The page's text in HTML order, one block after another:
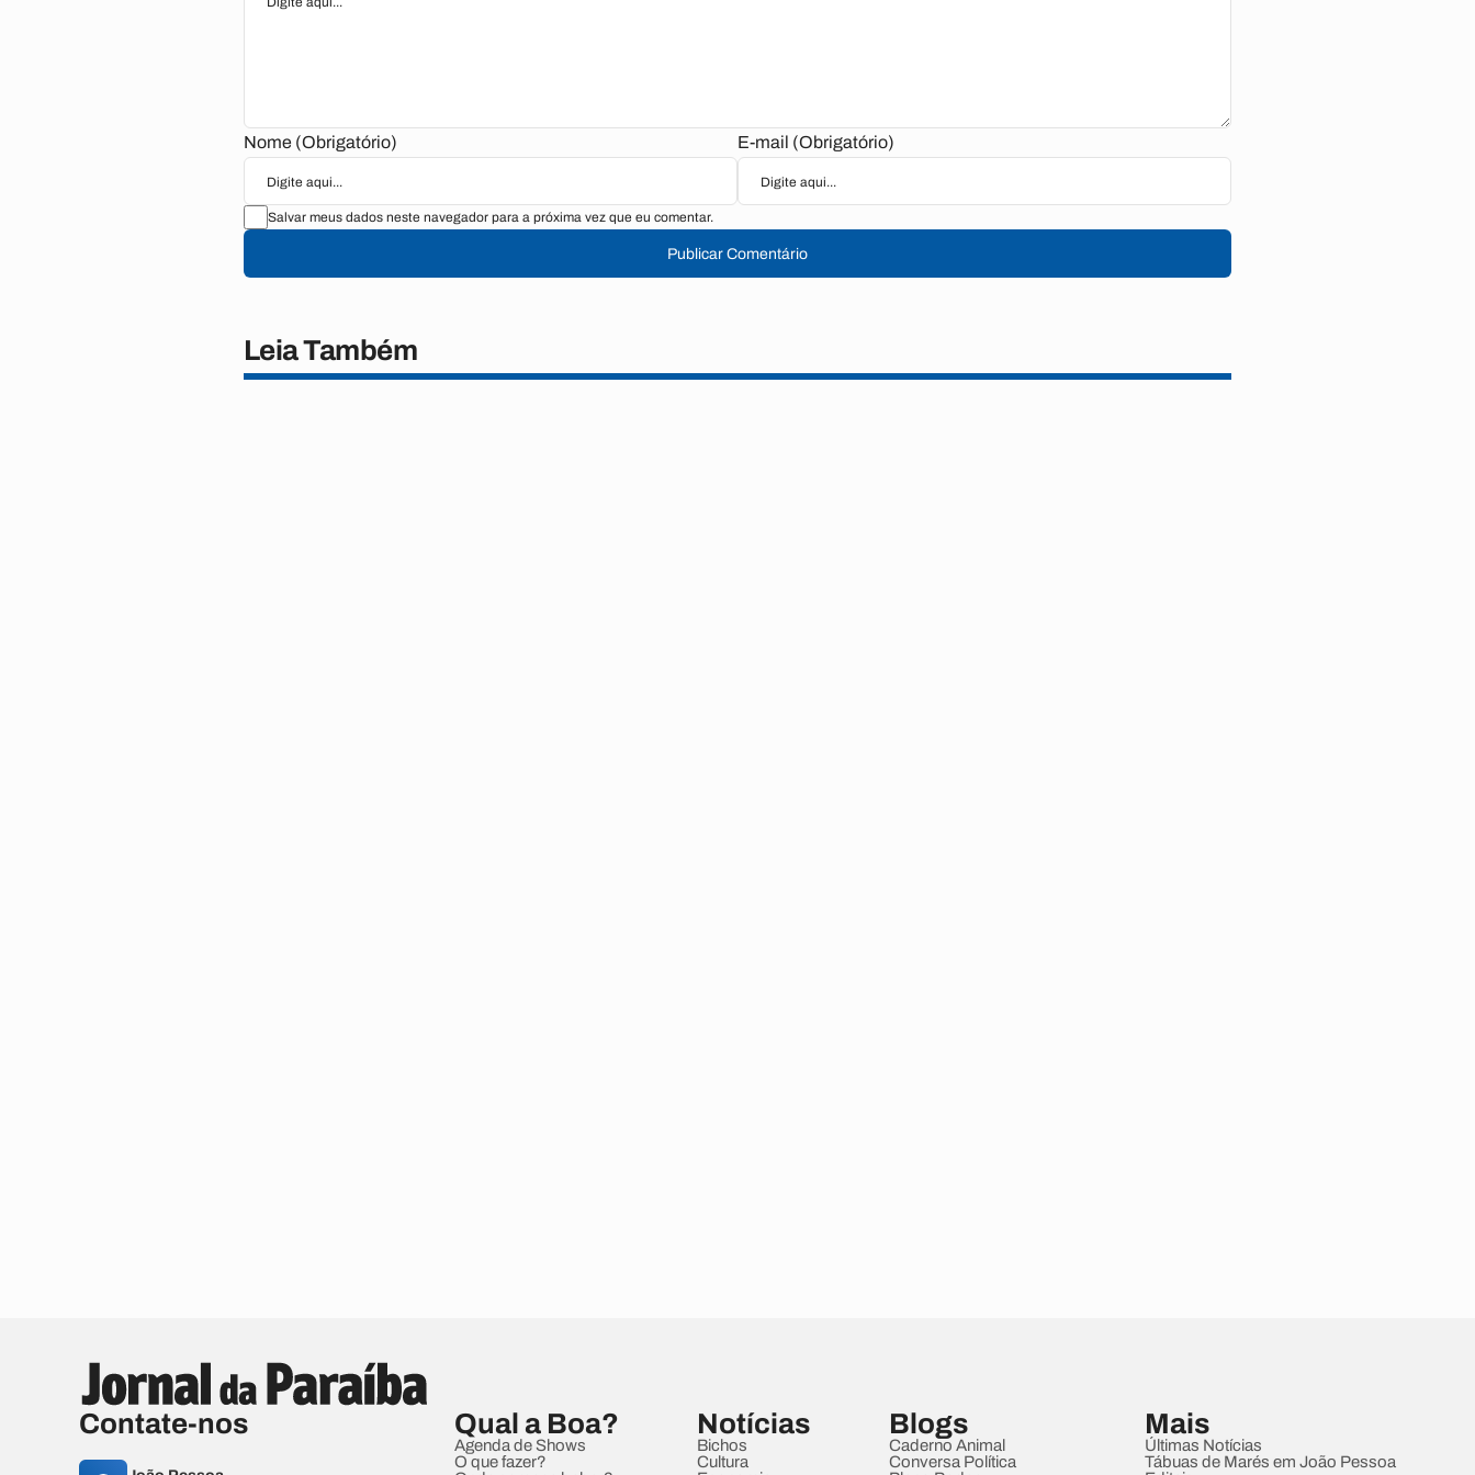
Nome (Obrigatório) E-mail (Obrigatório)
Salvar meus dados neste navegador para a próxima vez que eu comentar.
Publicar Comentário
Leia Também
Contate-nos Qual a Boa?
Agenda de Shows
O que fazer?
Notícias
Bichos
Cultura
Blogs
Caderno Animal
Conversa Política
Mais
Últimas Notícias
Tábuas de Marés em João Pessoa